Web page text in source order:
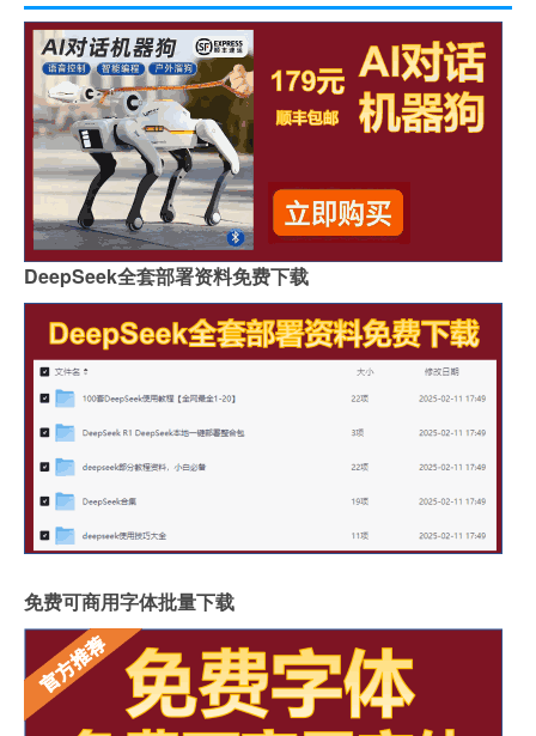
DeepSeek全套部署资料免费下载
免费可商用字体批量下载